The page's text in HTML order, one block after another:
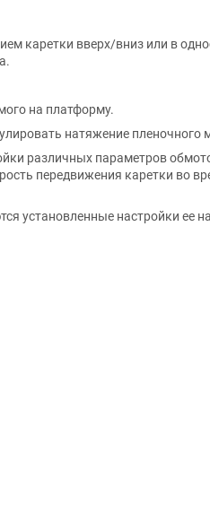
каретки вверх/вниз или в
на платформу.
натяжение пленочного
различных параметров
передвижения каретки во
установленные настройки ее